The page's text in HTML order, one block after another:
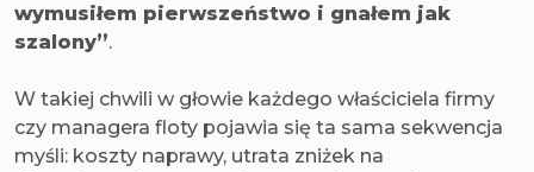
wymusiłem pierwszeństwo i gnałem jak
szalony”.
W takiej chwili w głowie każdego właściciela firmy
czy managera floty pojawia się ta sama sekwencja
myśli: koszty naprawy, utrata zniżek na